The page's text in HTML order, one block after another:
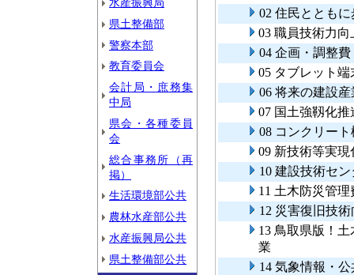
県土整備部
警察本部
教育委員会
会計局・庶務集
中局
県会・各種委員
会
総合事務所（再
掲）
生活環境部公共
農林水産部公共
水産振興局公共
県土整備部公共
02 住民ととも
03 職員技術力
04 企画・調整費
05 タブレット
06 将来の建設
07 国土強靱化推
08 コンクリー
09 新技術等実
10 建設技術セ
11 土木防災管理
12 災害復旧技
13 鳥取県版！
業
14 気象情報・